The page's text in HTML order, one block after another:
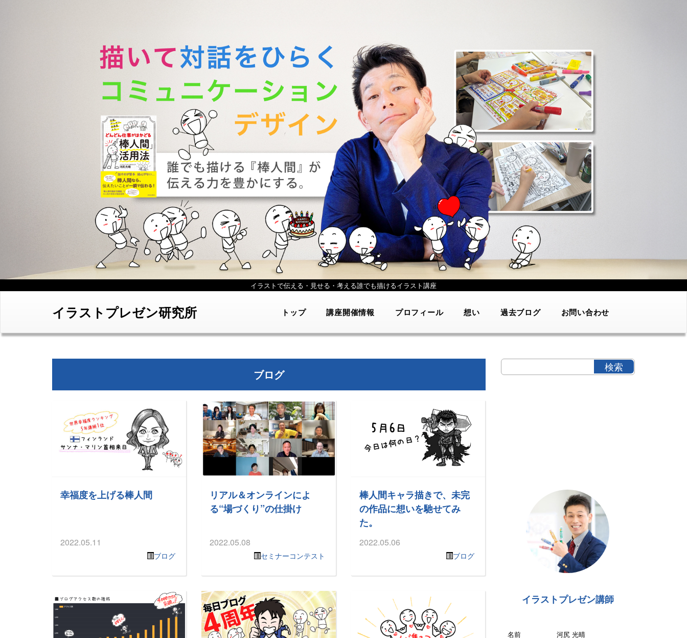
イラストで伝える・見せる・考える誰でも描けるイラスト講座
イラストプレゼン研究所 トップ 講座開催情報 プロフィール 想い 過去ブログ お問い合わせ
ブログ
幸福度を上げる棒人間
2022.05.11
ブログ
リアル＆オンラインによ
る“場づくり”の仕掛け
2022.05.08
セミナーコンテスト
棒人間キャラ描きで、未完
の作品に想いを馳せてみ
た。
2022.05.06
ブログ
イラストプレゼン講師
名前
河尻 光晴